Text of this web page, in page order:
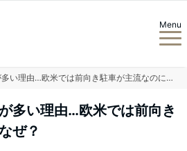
Menu
日本でバック駐車が多い理由…欧米では前向き駐車が主流なのになぜ？
多い理由…欧米では前向き
ぜ？